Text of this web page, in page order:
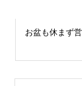
お盆も休まず営